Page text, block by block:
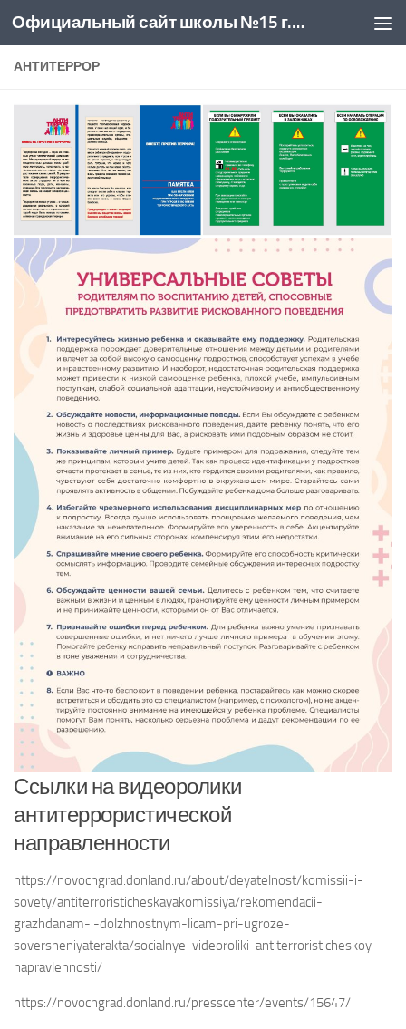
Skip to content Официальный сайт школы №15 г. Новочеркасск
АНТИТЕРРОР
Ссылки на видеоролики
антитеррористической
направленности
https://novochgrad.donland.ru/about/deyatelnost/komissii-i-
sovety/antiterroristicheskayakomissiya/rekomendacii-
grazhdanam-i-dolzhnostnym-licam-pri-ugroze-
soversheniyaterakta/socialnye-videoroliki-antiterroristicheskoy-
napravlennosti/
https://novochgrad.donland.ru/presscenter/events/15647/